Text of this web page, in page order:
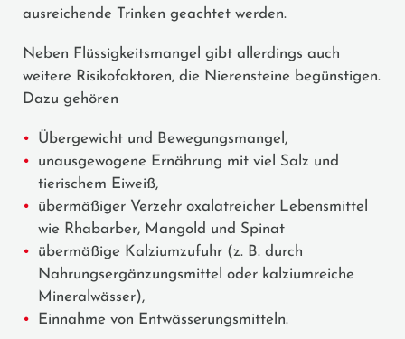
ausreichende Trinken geachtet werden.
Neben Flüssigkeitsmangel gibt allerdings auch
weitere Risikofaktoren, die Nierensteine begünstigen.
Dazu gehören
Übergewicht und Bewegungsmangel,
unausgewogene Ernährung mit viel Salz und
tierischem Eiweiß,
übermäßiger Verzehr oxalatreicher Lebensmittel
wie Rhabarber, Mangold und Spinat
übermäßige Kalziumzufuhr (z. B. durch
Nahrungsergänzungsmittel oder kalziumreiche
Mineralwässer),
Einnahme von Entwässerungsmitteln.